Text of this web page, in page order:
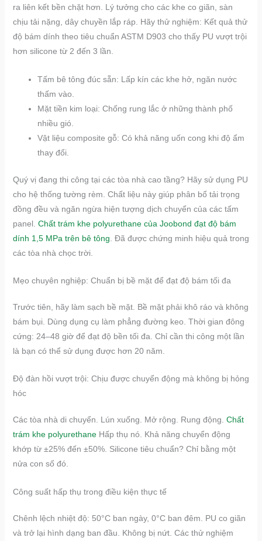
ra liên kết bền chặt hơn. Lý tưởng cho các khe co giãn, sàn
chịu tải nặng, dây chuyền lắp ráp. Hãy thử nghiệm: Kết quả thử
độ bám dính theo tiêu chuẩn ASTM D903 cho thấy PU vượt trội
hơn silicone từ 2 đến 3 lần.
Tấm bê tông đúc sẵn: Lấp kín các khe hở, ngăn nước
thấm vào.
Mặt tiền kim loại: Chống rung lắc ở những thành phố
nhiều gió.
Vật liệu composite gỗ: Có khả năng uốn cong khi độ ẩm
thay đổi.
Quý vị đang thi công tại các tòa nhà cao tầng? Hãy sử dụng PU
cho hệ thống tường rèm. Chất liệu này giúp phân bổ tải trọng
đồng đều và ngăn ngừa hiện tượng dịch chuyển của các tấm
panel. Chất trám khe polyurethane của Joobond đạt độ bám
dính 1,5 MPa trên bê tông . Đã được chứng minh hiệu quả trong
các tòa nhà chọc trời.
Mẹo chuyên nghiệp: Chuẩn bị bề mặt để đạt độ bám tối đa
Trước tiên, hãy làm sạch bề mặt. Bề mặt phải khô ráo và không
bám bụi. Dùng dụng cụ làm phẳng đường keo. Thời gian đông
cứng: 24–48 giờ để đạt độ bền tối đa. Chỉ cần thi công một lần
là bạn có thể sử dụng được hơn 20 năm.
Độ đàn hồi vượt trội: Chịu được chuyển động mà không bị hỏng
hóc
Các tòa nhà di chuyển. Lún xuống. Mở rộng. Rung động. Chất
trám khe polyurethaneHấp thụ nó. Khả năng chuyển động
khớp từ ±25% đến ±50%. Silicone tiêu chuẩn? Chỉ bằng một
nửa con số đó.
Công suất hấp thụ trong điều kiện thực tế
Chênh lệch nhiệt độ: 50°C ban ngày, 0°C ban đêm. PU co giãn
và trở lại hình dạng ban đầu. Không bị nứt. Các thử nghiệm